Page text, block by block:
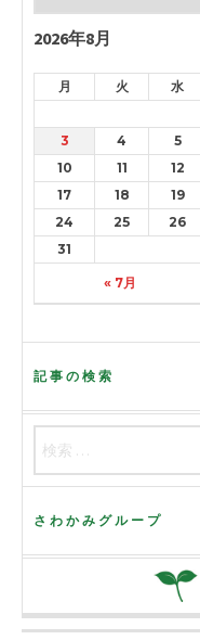
2026年8月
月 火 水
« 7月
3
4 5
10
11 12
17
18 19
24
25 26
31
記事の検索
さわかみグループ